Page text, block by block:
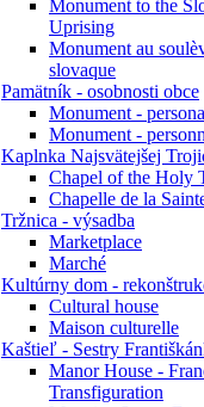
Monument to the
Uprising
Monument au
slovaque
Pamätník - osobnosti obce
Monument -
Monument -
Kaplnka Najsvätejšej
Chapel of the Holy
Chapelle de la
Tržnica - výsadba
Marketplace
Marché
Kultúrny dom -
Cultural house
Maison culturelle
Kaštieľ - Sestry
Manor House -
Transfiguration